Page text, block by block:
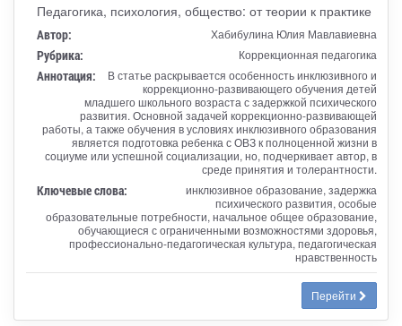
Педагогика, психология, общество: от теории к практике
Автор: Хабибулина Юлия Мавлавиевна
Рубрика: Коррекционная педагогика
Аннотация:
В статье раскрывается особенность инклюзивного и
коррекционно-развивающего обучения детей
младшего школьного возраста с задержкой психического
развития. Основной задачей коррекционно-развивающей
работы, а также обучения в условиях инклюзивного образования
является подготовка ребенка с ОВЗ к полноценной жизни в
социуме или успешной социализации, но, подчеркивает автор, в
среде принятия и толерантности.
Ключевые слова:
инклюзивное образование, задержка
психического развития, особые
образовательные потребности, начальное общее образование,
обучающиеся с ограниченными возможностями здоровья,
профессионально-педагогическая культура, педагогическая
нравственность
Перейти